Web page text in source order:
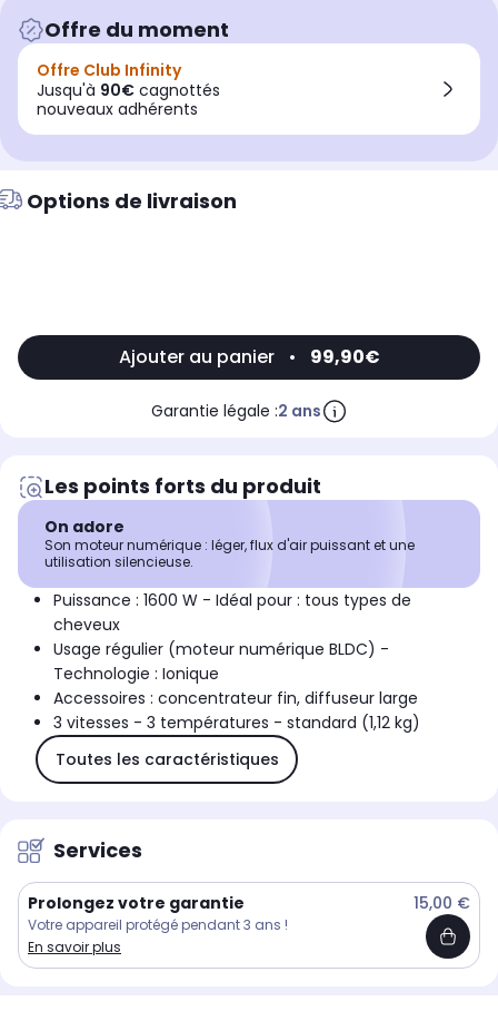
Offre du moment
Offre Club Infinity
Jusqu'à 90€ cagnottés
nouveaux adhérents
Options de livraison
Ajouter au panier • 99,90€
Garantie légale :2 ans
Les points forts du produit
On adore
Son moteur numérique : léger, flux d'air puissant et une
utilisation silencieuse.
Puissance : 1600 W - Idéal pour : tous types de
cheveux
Usage régulier (moteur numérique BLDC) -
Technologie : Ionique
Accessoires : concentrateur fin, diffuseur large
3 vitesses - 3 températures - standard (1,12 kg)
Toutes les caractéristiques
Services
Prolongez votre garantie 15,00 €
Votre appareil protégé pendant 3 ans !
En savoir plus